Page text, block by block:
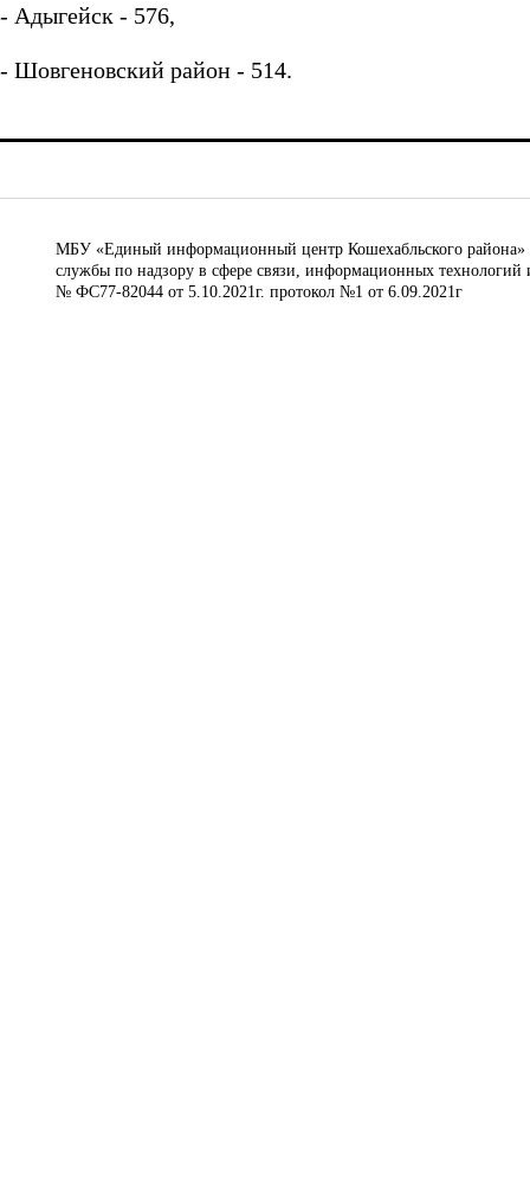
- Адыгейск - 576,
- Шовгеновский район - 514.
МБУ «Единый информационный центр Кошехабльского района»
службы по надзору в сфере связи, информационных
№ ФС77-82044 от 5.10.2021г. протокол №1 от 6.09.2021г